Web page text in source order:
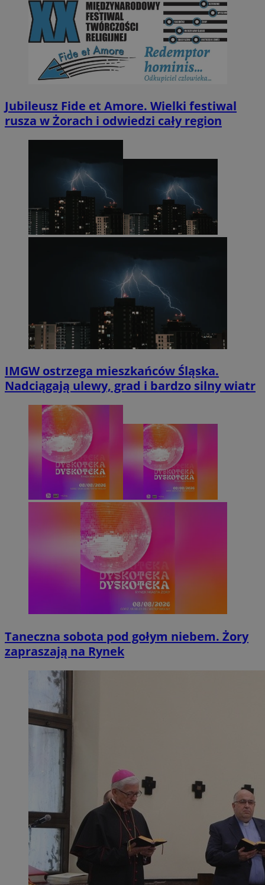
Jubileusz Fide et Amore. Wielki festiwal
rusza w Żorach i odwiedzi cały region
IMGW ostrzega mieszkańców Śląska.
Nadciągają ulewy, grad i bardzo silny wiatr
Taneczna sobota pod gołym niebem. Żory
zapraszają na Rynek